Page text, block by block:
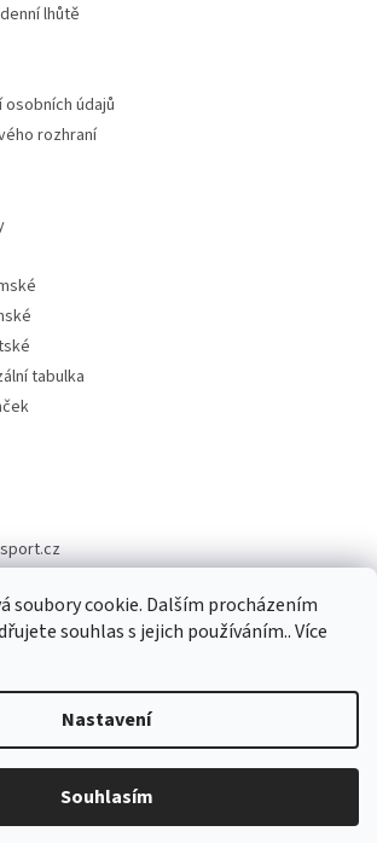
soubory cookie. Dalším procházením
souhlas s jejich používáním.. Více
Nastavení
Souhlasím
přijaté nyní odešleme v pondělí 10.8.
v
lhůtě
údajů
rozhraní
tabulka
Vytvořil Shoptet
Značkový sport. Všechna práva vyhrazena.